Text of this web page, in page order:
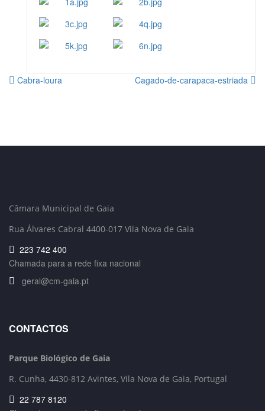
Cabra-loura Cagado-de-carapaca-estriada
Câmara Municipal de Gaia
Rua Álvares Cabral 4400-017 Vila Nova de Gaia
223 742 400
Chamada para a rede fixa nacional
geral@cm-gaia.pt
CONTACTOS
Parque Biológico de Gaia
R. Cunha, 4430-812 Avintes, Vila Nova de Gaia, Portugal
22 787 8120